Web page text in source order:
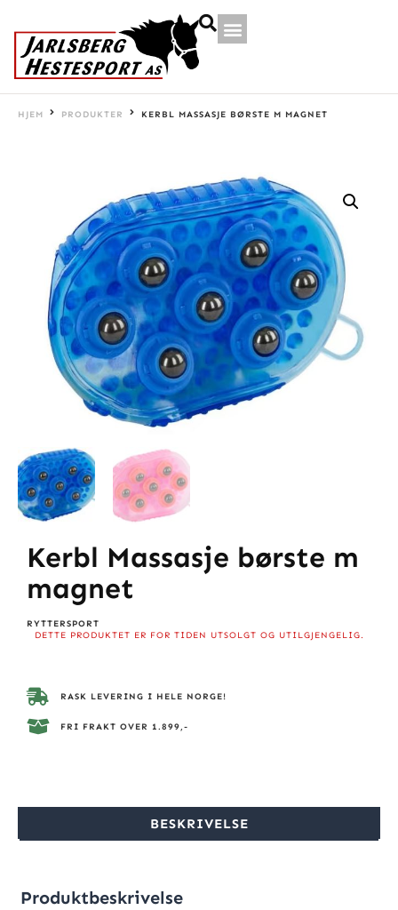
HJEM PRODUKTER KERBL MASSASJE BØRSTE M MAGNET
Kerbl Massasje børste m
magnet
RYTTERSPORT
DETTE PRODUKTET ER FOR TIDEN UTSOLGT OG UTILGJENGELIG.
RASK LEVERING I HELE NORGE!
FRI FRAKT OVER 1.899,-
BESKRIVELSE
Produktbeskrivelse